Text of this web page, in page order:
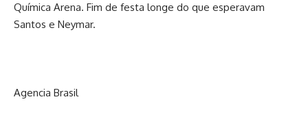
Química Arena. Fim de festa longe do que esperavam
Santos e Neymar.
Agencia Brasil